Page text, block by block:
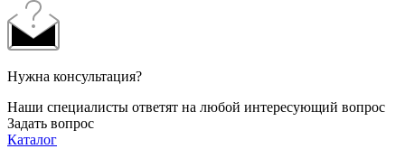
Нужна консультация?
Наши специалисты ответят на любой интересующий вопрос
Задать вопрос
Каталог